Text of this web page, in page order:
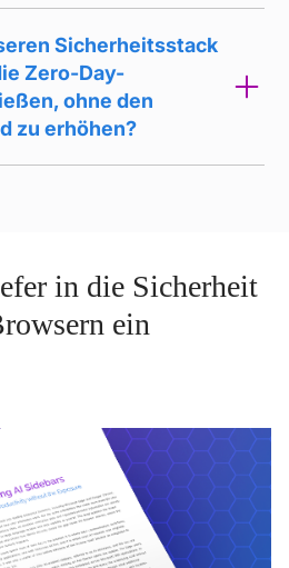
Sicherheitsstack
Zero-Day-
ohne den
zu erhöhen?
in die Sicherheit
ein